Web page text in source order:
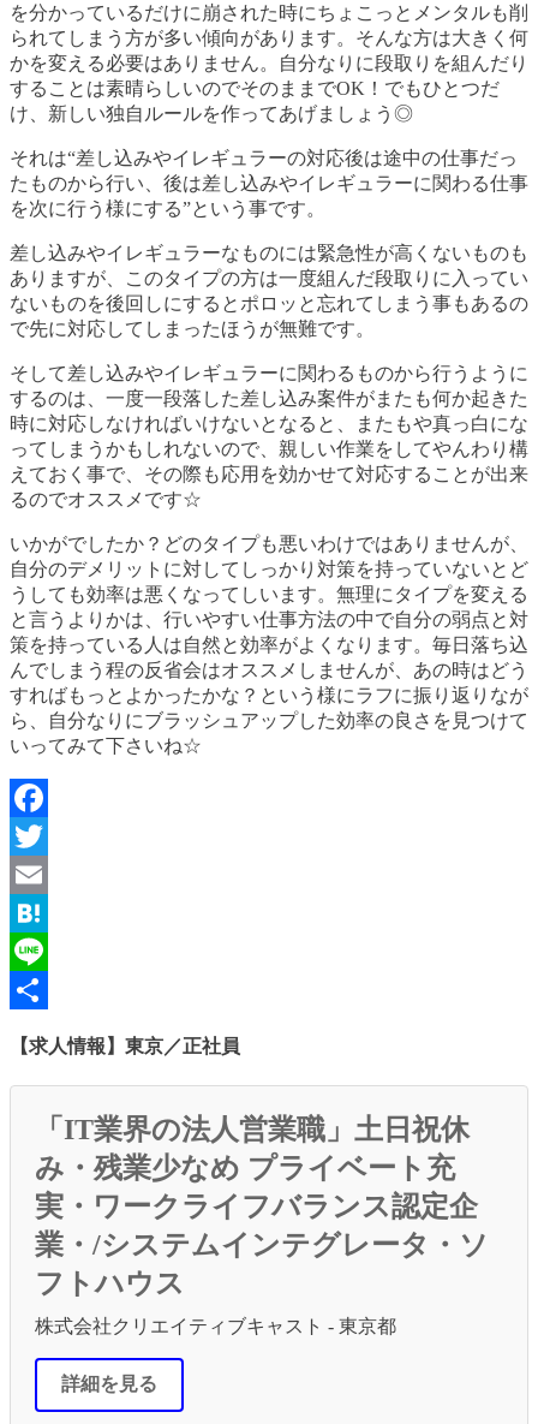
を分かっているだけに崩された時にちょこっとメンタルも削
られてしまう方が多い傾向があります。そんな方は大きく何
かを変える必要はありません。自分なりに段取りを組んだり
することは素晴らしいのでそのままでOK ！でもひとつだ
け、新しい独自ルールを作ってあげましょう◎
それは“差し込みやイレギュラーの対応後は途中の仕事だっ
たものから行い、後は差し込みやイレギュラーに関わる仕事
を次に行う様にする”という事です。
差し込みやイレギュラーなものには緊急性が高くないものも
ありますが、このタイプの方は一度組んだ段取りに入ってい
ないものを後回しにするとポロッと忘れてしまう事もあるの
で先に対応してしまったほうが無難です。
そして差し込みやイレギュラーに関わるものから行うように
するのは、一度一段落した差し込み案件がまたも何か起きた
時に対応しなければいけないとなると、またもや真っ白にな
ってしまうかもしれないので、親しい作業をしてやんわり構
えておく事で、その際も応用を効かせて対応することが出来
るのでオススメです☆
いかがでしたか？どのタイプも悪いわけではありませんが、
自分のデメリットに対してしっかり対策を持っていないとど
うしても効率は悪くなってしいます。無理にタイプを変える
と言うよりかは、行いやすい仕事方法の中で自分の弱点と対
策を持っている人は自然と効率がよくなります。毎日落ち込
んでしまう程の反省会はオススメしませんが、あの時はどう
すればもっとよかったかな？という様にラフに振り返りなが
ら、自分なりにブラッシュアップした効率の良さを見つけて
いってみて下さいね☆
Facebook
Twitter
Email
Hatena
Line
【求人情報】東京／正社員
「IT業界の法人営業職」土日祝休
み・残業少なめ プライベート充
実・ワークライフバランス認定企
業・/システムインテグレータ・ソ
フトハウス
株式会社クリエイティブキャスト - 東京都
詳細を見る